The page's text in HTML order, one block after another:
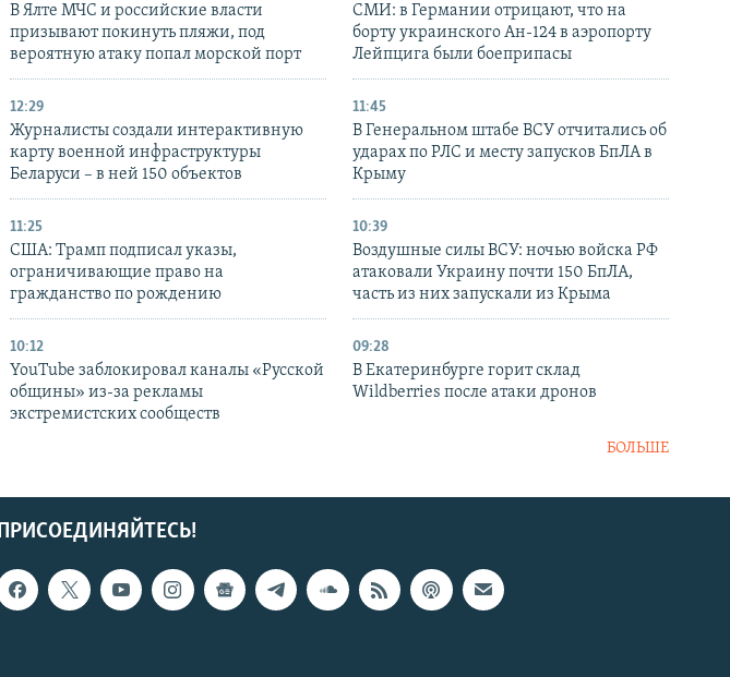
В Ялте МЧС и российские власти
призывают покинуть пляжи, под
вероятную атаку попал морской порт
СМИ: в Германии отрицают, что на
борту украинского Ан-124 в аэропорту
Лейпцига были боеприпасы
12:29
Журналисты создали интерактивную
карту военной инфраструктуры
Беларуси – в ней 150 объектов
11:45
В Генеральном штабе ВСУ отчитались об
ударах по РЛС и месту запусков БпЛА в
Крыму
11:25
США: Трамп подписал указы,
ограничивающие право на
гражданство по рождению
10:39
Воздушные силы ВСУ: ночью войска РФ
атаковали Украину почти 150 БпЛА,
часть из них запускали из Крыма
10:12
YouTube заблокировал каналы «Русской
общины» из-за рекламы
экстремистских сообществ
09:28
В Екатеринбурге горит склад
Wildberries после атаки дронов
БОЛЬШЕ
ПРИСОЕДИНЯЙТЕСЬ!